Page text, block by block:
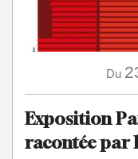
Du
Exposition
racontée par